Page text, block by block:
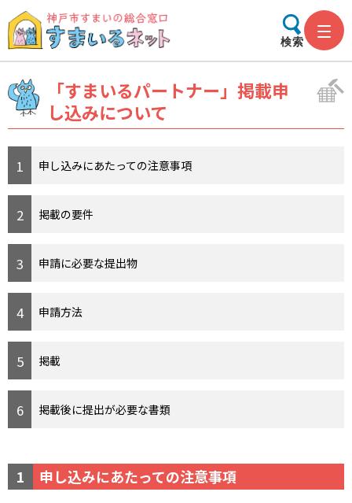
検索
「すまいるパートナー」掲載申
し込みについて
申し込みにあたっての注意事項
掲載の要件
申請に必要な提出物
申請方法
掲載
掲載後に提出が必要な書類
1 申し込みにあたっての注意事項